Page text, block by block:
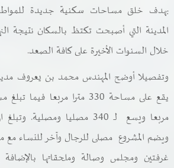
بهدف خلق مساحات سكنية جديدة
المدينة التي أصبحت تكتظ بالسكان نتيجة
خلال السنوات الأخيرة على كافة الصعد.
وتفصيلا أوضح المهندس محمد بن يعروف مدير
مربعا ويسع
لـ 340 مصليا ومصلية. وتبلغ ارتفاع
ويضم المشروع مصلى للرجال وآخر للنساء مع
غرفتين ومجلس وصالة وملحقاتها